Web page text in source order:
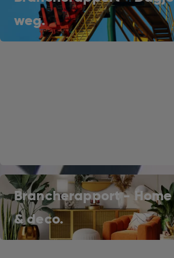
weg.
Brancherapport - Home
& deco.